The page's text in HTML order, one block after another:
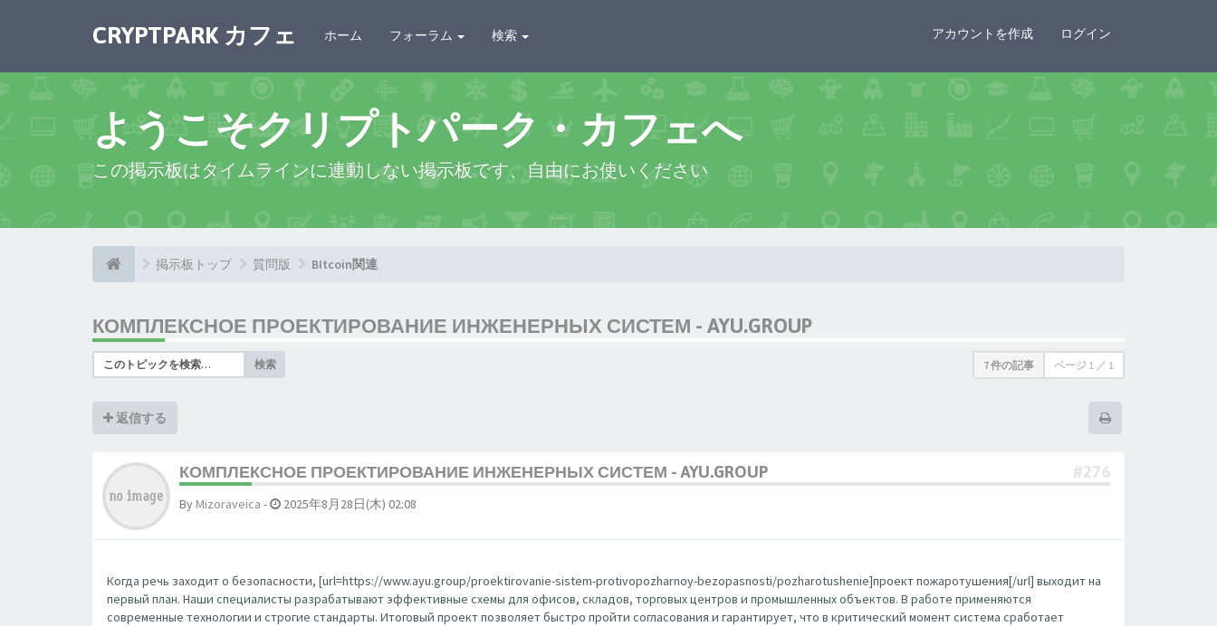
CRYPTPARK カフェ ホーム フォーラム 検索 アカウントを作成 ログイン
ようこそクリプトパーク・カフェへ
この掲示板はタイムラインに連動しない掲示板です、自由にお使いください
掲示板トップ 質問版 BItcoin関連
КОМПЛЕКСНОЕ ПРОЕКТИРОВАНИЕ ИНЖЕНЕРНЫХ СИСТЕМ - AYU.GROUP
検索 7 件の記事 ページ 1 ／ 1
返信する
КОМПЛЕКСНОЕ ПРОЕКТИРОВАНИЕ ИНЖЕНЕРНЫХ СИСТЕМ - AYU.GROUP #276
By Mizoraveica - 2025年8月28日(木) 02:08
Когда речь заходит о безопасности, [url=https://www.ayu.group/proektirovanie-sistem-protivopozharnoy-bezopasnosti/pozharotushenie]проект пожаротушения[/url] выходит на
первый план. Наши специалисты разрабатывают эффективные схемы для офисов, складов, торговых центров и промышленных объектов. В работе применяются
современные технологии и строгие стандарты. Итоговый проект позволяет быстро пройти согласования и гарантирует, что в критический момент система сработает